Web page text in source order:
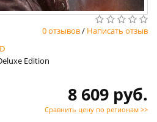
0 отзывов/ Написать отзыв
Edition
8 609 руб.
Сравнить цену по регионам >>